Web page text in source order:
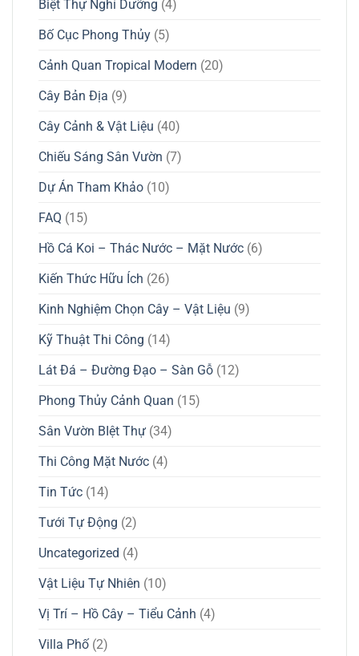
Biệt Thự Nghỉ Dưỡng (4)
Bố Cục Phong Thủy (5)
Cảnh Quan Tropical Modern (20)
Cây Bản Địa (9)
Cây Cảnh & Vật Liệu (40)
Chiếu Sáng Sân Vườn (7)
Dự Án Tham Khảo (10)
FAQ (15)
Hồ Cá Koi – Thác Nước – Mặt Nước (6)
Kiến Thức Hữu Ích (26)
Kinh Nghiệm Chọn Cây – Vật Liệu (9)
Kỹ Thuật Thi Công (14)
Lát Đá – Đường Đạo – Sàn Gỗ (12)
Phong Thủy Cảnh Quan (15)
Sân Vườn BIệt Thự (34)
Thi Công Mặt Nước (4)
Tin Tức (14)
Tưới Tự Động (2)
Uncategorized (4)
Vật Liệu Tự Nhiên (10)
Vị Trí – Hồ Cây – Tiểu Cảnh (4)
Villa Phố(2)